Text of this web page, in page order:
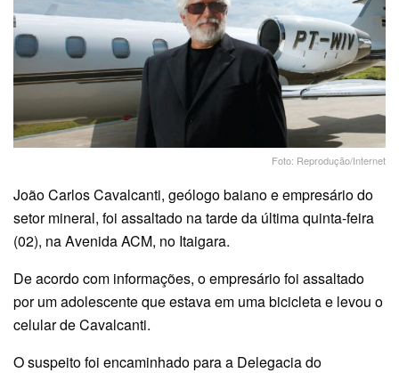
Foto: Reprodução/Internet
João Carlos Cavalcanti, geólogo baiano e empresário do
setor mineral, foi assaltado na tarde da última quinta-feira
(02), na Avenida ACM, no Itaigara.
De acordo com informações, o empresário foi assaltado
por um adolescente que estava em uma bicicleta e levou o
celular de Cavalcanti.
O suspeito foi encaminhado para a Delegacia do